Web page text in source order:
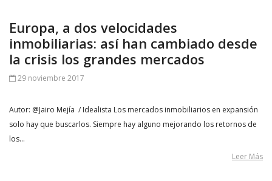
Europa, a dos velocidades
inmobiliarias: así han cambiado desde
la crisis los grandes mercados
29 noviembre 2017
Autor: @Jairo Mejía / Idealista Los mercados inmobiliarios en expansión
solo hay que buscarlos. Siempre hay alguno mejorando los retornos de
los…
Leer Más